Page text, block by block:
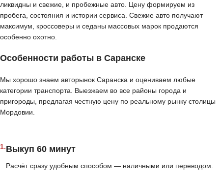
ликвидны и свежие, и пробежные авто. Цену формируем из
пробега, состояния и истории сервиса. Свежие авто получают
максимум, кроссоверы и седаны массовых марок продаются
особенно охотно.
Особенности работы в Саранске
Мы хорошо знаем авторынок Саранска и оцениваем любые
категории транспорта. Выезжаем во все районы города и
пригороды, предлагая честную цену по реальному рынку столицы
Мордовии.
1.Выкуп 60 минут
Расчёт сразу удобным способом — наличными или переводом.